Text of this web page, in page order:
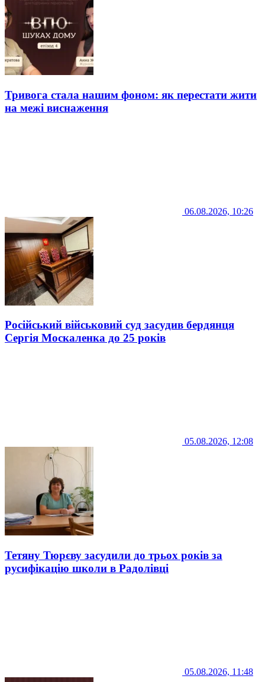
Тривога стала нашим фоном: як перестати жити
на межі виснаження
06.08.2026, 10:26
Російський військовий суд засудив бердянця
Сергія Москаленка до 25 років
05.08.2026, 12:08
Тетяну Тюрєву засудили до трьох років за
русифікацію школи в Радолівці
05.08.2026, 11:48